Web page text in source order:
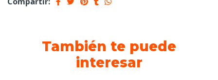
También te puede
interesar